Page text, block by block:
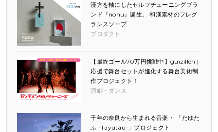
漢方を軸にしたセルフチューニングブラ
ンド『nonu』誕生。 和漢素材のフレグ
ランスソープ
プロダクト
【最終ゴール70万円挑戦中】guizillen |
応援で舞台セットが進化する舞台美術制
作プロジェクト！
演劇・ダンス
千年の奈良から生まれる音楽・ 「たゆた
ふ -Tayutau-」プロジェクト